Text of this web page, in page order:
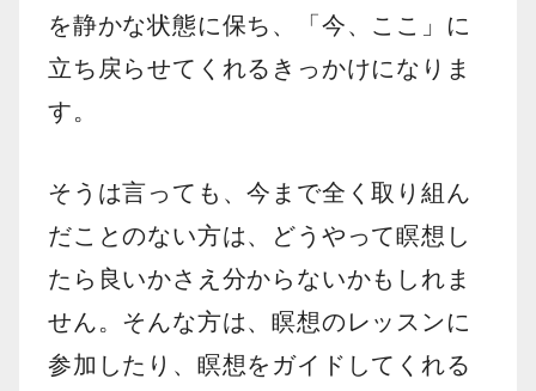
を静かな状態に保ち、「今、ここ」に
立ち戻らせてくれるきっかけになりま
す。
そうは言っても、今まで全く取り組ん
だことのない方は、どうやって瞑想し
たら良いかさえ分からないかもしれま
せん。そんな方は、瞑想のレッスンに
参加したり、瞑想をガイドしてくれる